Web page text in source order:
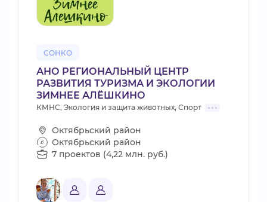
СОНКО
АНО РЕГИОНАЛЬНЫЙ ЦЕНТР
РАЗВИТИЯ ТУРИЗМА И ЭКОЛОГИИ
ЗИМНЕЕ АЛЁШКИНО
КМНС, Экология и защита животных, Спорт
Октябрьский район
Октябрьский район
7 проектов (4,22 млн. руб.)